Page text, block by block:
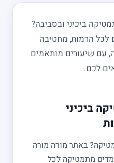
ביכיני ובסביבה?
לכל הרמות, מחטיבה
עם שיעורים מותאמים
לכם.
ביכיני
באתר מורה מורה
מתמטיקה לכל